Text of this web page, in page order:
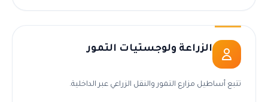
الزراعة ولوجستيات التمور
تتبع أساطيل مزارع التمور والنقل الزراعي عبر الداخلية.